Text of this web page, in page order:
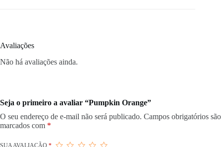
Avaliações
Não há avaliações ainda.
Seja o primeiro a avaliar “Pumpkin Orange”
O seu endereço de e-mail não será publicado. Campos obrigatórios são
marcados com *
SUA AVALIAÇÃO *